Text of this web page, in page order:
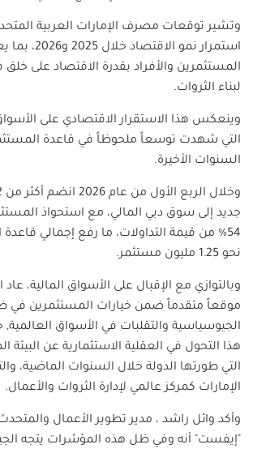
وتشير توقعات مصرف الإمارات العربية
استمرار نمو الاقتصاد
المستثمرين والأفراد بقدرة الاقتصاد على
لبناء الثروات.
وينعكس هذا الاستقرار الاقتصادي على الأسواق
التي شهدت توسعاً ملحوظاً في قاعدة
السنوات الأخيرة.
جديد إلى سوق دبي المالي، مع استحواذ
54% من قيمة التداولات، ما رفع إجمالي
نحو 1.25 مليون مستثمر.
وبالتوازي مع الإقبال على الأسواق المالية،
موقعاً متقدماً ضمن خيارات المستثمرين في
الجيوسياسية والتقلبات في الأسواق
هذا التحول في العقلية الاستثمارية عن البيئة
التي طورتها الدولة خلال السنوات الماضية،
الإمارات كمركز عالمي لإدارة الثروات والأعمال.
وأكد وائل راشد ، مدير تطوير الأعمال
"إيفست" أنه وفي ظل هذه المؤشرات يتجه